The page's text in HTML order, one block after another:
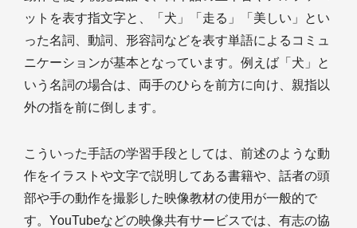
ットを表す指文字と、「犬」「走る」「美しい」とい
った名詞、動詞、形容詞などを表す単語によるコミュ
ニケーションが基本となっています。例えば「犬」と
いう名詞の場合は、両手のひらを前方に向け、親指以
外の指を前に倒します。
こういった手話の学習手段としては、前述のような動
作をイラストや文字で説明してある書籍や、話者の頭
部や手の動作を撮影した映像教材の使用が一般的で
す。YouTubeなどの映像共有サービスでは、有志の協